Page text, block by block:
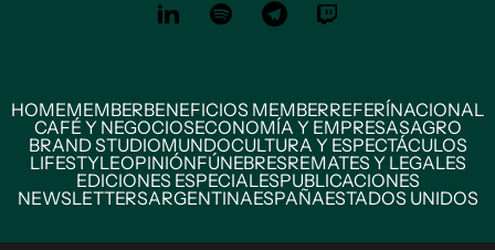
HOMEMEMBERBENEFICIOS MEMBERREFERÍNACIONAL
CAFÉ Y NEGOCIOSECONOMÍA Y EMPRESASAGRO
BRAND STUDIOMUNDOCULTURA Y ESPECTÁCULOS
LIFESTYLEOPINIÓNFÚNEBRESREMATES Y LEGALES
EDICIONES ESPECIALESPUBLICACIONES
NEWSLETTERSARGENTINAESPAÑAESTADOS UNIDOS